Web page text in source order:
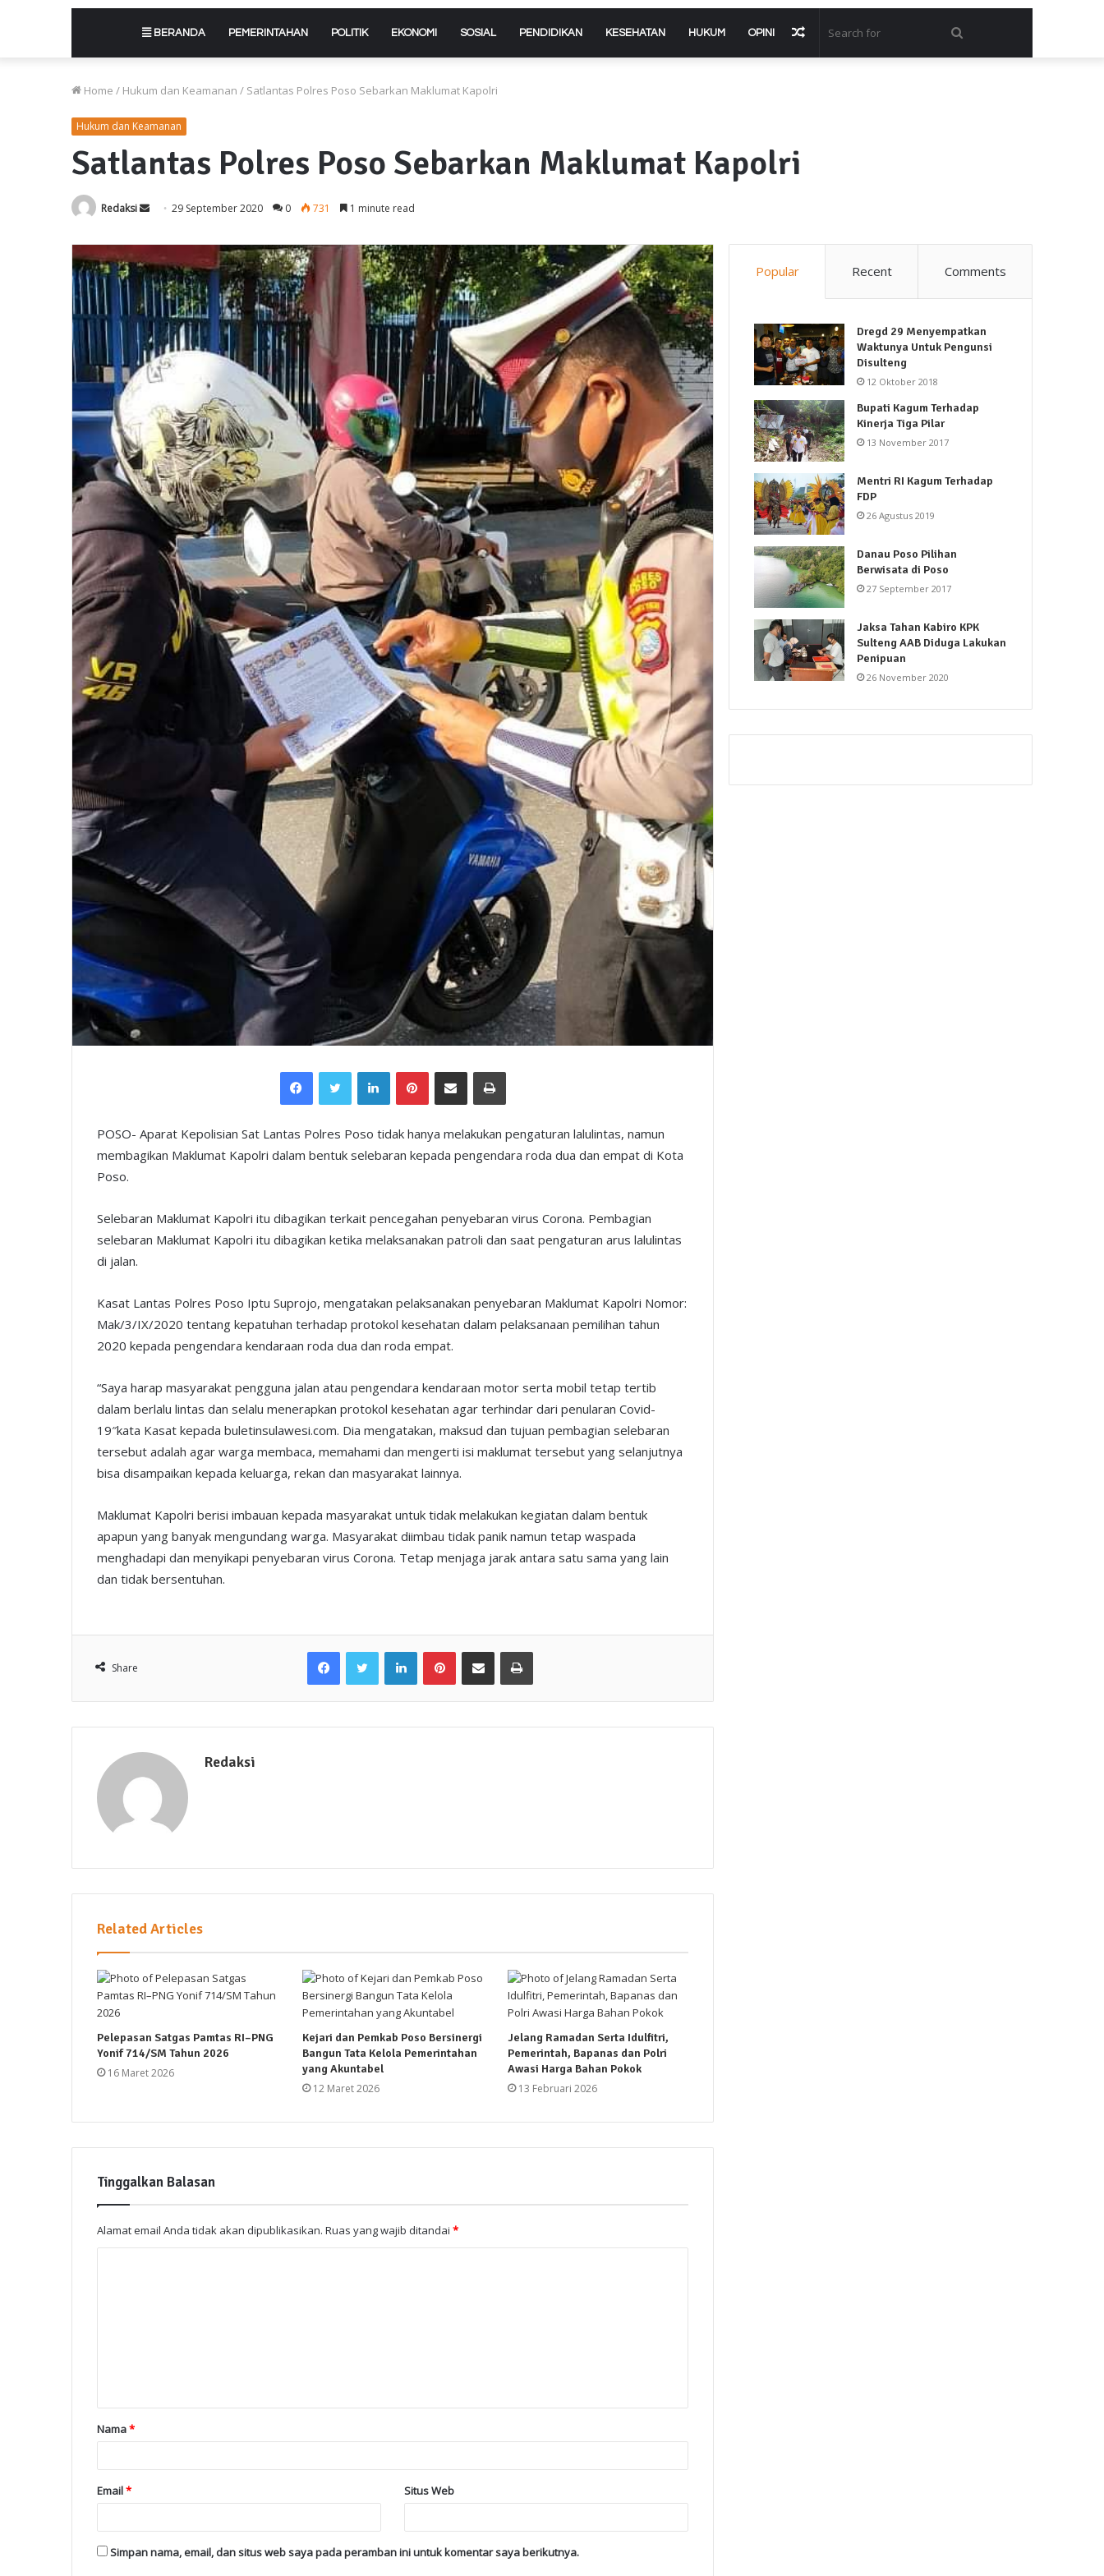
BERANDA PEMERINTAHAN POLITIK EKONOMI SOSIAL PENDIDIKAN KESEHATAN HUKUM OPINI Random
Home / Hukum dan Keamanan / Satlantas Polres Poso Sebarkan Maklumat Kapolri
Hukum dan Keamanan
Satlantas Polres Poso Sebarkan Maklumat Kapolri
Redaksi
Send
email
29 September 2020 0 731 1 minute read
FacebookTwitter LinkedInPinterestShare via Email Print
POSO- Aparat Kepolisian Sat Lantas Polres Poso tidak hanya melakukan pengaturan lalulintas, namun
membagikan Maklumat Kapolri dalam bentuk selebaran kepada pengendara roda dua dan empat di Kota
Poso.
Selebaran Maklumat Kapolri itu dibagikan terkait pencegahan penyebaran virus Corona. Pembagian
selebaran Maklumat Kapolri itu dibagikan ketika melaksanakan patroli dan saat pengaturan arus lalulintas
di jalan.
Kasat Lantas Polres Poso Iptu Suprojo, mengatakan pelaksanakan penyebaran Maklumat Kapolri Nomor:
Mak/3/IX/2020 tentang kepatuhan terhadap protokol kesehatan dalam pelaksanaan pemilihan tahun
2020 kepada pengendara kendaraan roda dua dan roda empat.
“Saya harap masyarakat pengguna jalan atau pengendara kendaraan motor serta mobil tetap tertib
dalam berlalu lintas dan selalu menerapkan protokol kesehatan agar terhindar dari penularan Covid-
19″kata Kasat kepada buletinsulawesi.com. Dia mengatakan, maksud dan tujuan pembagian selebaran
tersebut adalah agar warga membaca, memahami dan mengerti isi maklumat tersebut yang selanjutnya
bisa disampaikan kepada keluarga, rekan dan masyarakat lainnya.
Maklumat Kapolri berisi imbauan kepada masyarakat untuk tidak melakukan kegiatan dalam bentuk
apapun yang banyak mengundang warga. Masyarakat diimbau tidak panik namun tetap waspada
menghadapi dan menyikapi penyebaran virus Corona. Tetap menjaga jarak antara satu sama yang lain
dan tidak bersentuhan.
Share
FacebookTwitter LinkedInPinterestShare via Email Print
Redaksi
Related Articles
Pelepasan Satgas Pamtas RI–PNG
Yonif 714/SM Tahun 2026
16 Maret 2026
Kejari dan Pemkab Poso Bersinergi
Bangun Tata Kelola Pemerintahan
yang Akuntabel
12 Maret 2026
Jelang Ramadan Serta Idulfitri,
Pemerintah, Bapanas dan Polri
Awasi Harga Bahan Pokok
13 Februari 2026
Tinggalkan Balasan
Alamat email Anda tidak akan dipublikasikan. Ruas yang wajib ditandai *
Nama*
Email* Situs Web
Simpan nama, email, dan situs web saya pada peramban ini untuk komentar saya berikutnya.
Popular Recent Comments
Dregd 29 Menyempatkan
Waktunya Untuk Pengunsi
Disulteng
12 Oktober 2018
Bupati Kagum Terhadap
Kinerja Tiga Pilar
13 November 2017
Mentri RI Kagum Terhadap
FDP
26 Agustus 2019
Danau Poso Pilihan
Berwisata di Poso
27 September 2017
Jaksa Tahan Kabiro KPK
Sulteng AAB Diduga Lakukan
Penipuan
26 November 2020